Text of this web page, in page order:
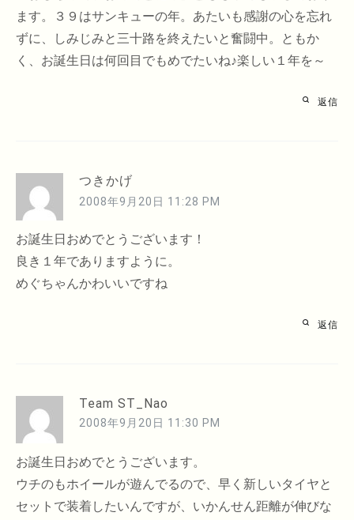
ます。３９はサンキューの年。あたいも感謝の心を忘れ
ずに、しみじみと三十路を終えたいと奮闘中。ともか
く、お誕生日は何回目でもめでたいね♪楽しい１年を～
返信
つきかげ
2008年9月20日 11:28 PM
お誕生日おめでとうございます！
良き１年でありますように。
めぐちゃんかわいいですね
返信
Team ST_Nao
2008年9月20日 11:30 PM
お誕生日おめでとうございます。
ウチのもホイールが遊んでるので、早く新しいタイヤと
セットで装着したいんですが、いかんせん距離が伸びな